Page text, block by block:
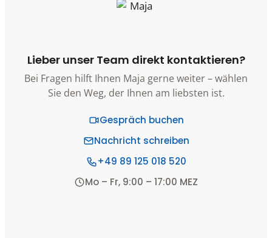
Lieber unser Team direkt kontaktieren?
Bei Fragen hilft Ihnen Maja gerne weiter – wählen
Sie den Weg, der Ihnen am liebsten ist.
Gespräch buchen
Nachricht schreiben
+49 89 125 018 520
Mo – Fr, 9:00 – 17:00 MEZ